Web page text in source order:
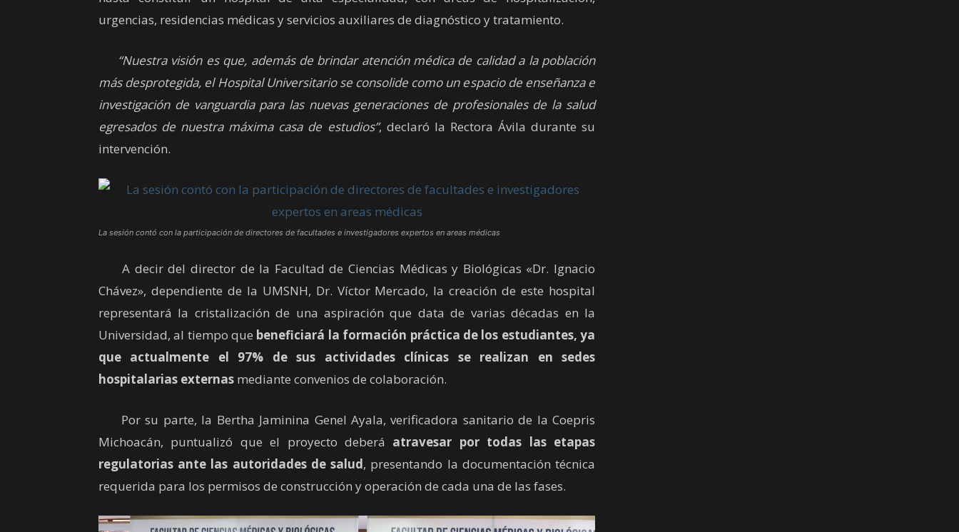
urgencias, residencias médicas y servicios auxiliares de diagnóstico y tratamiento.
“Nuestra visión es que, además de brindar atención médica de calidad a la población
más desprotegida, el Hospital Universitario se consolide como un espacio de enseñanza e
investigación de vanguardia para las nuevas generaciones de profesionales de la salud
egresados de nuestra máxima casa de estudios”, declaró la Rectora Ávila durante su
intervención.
La sesión contó con la participación de directores de facultades e investigadores expertos en areas médicas
A decir del director de la Facultad de Ciencias Médicas y Biológicas «Dr. Ignacio
Chávez», dependiente de la UMSNH, Dr. Víctor Mercado, la creación de este hospital
representará la cristalización de una aspiración que data de varias décadas en la
Universidad, al tiempo que beneficiará la formación práctica de los estudiantes, ya
que actualmente el 97% de sus actividades clínicas se realizan en sedes
hospitalarias externas mediante convenios de colaboración.
Por su parte, la Bertha Jaminina Genel Ayala, verificadora sanitario de la Coepris
Michoacán, puntualizó que el proyecto deberá atravesar por todas las etapas
regulatorias ante las autoridades de salud, presentando la documentación técnica
requerida para los permisos de construcción y operación de cada una de las fases.